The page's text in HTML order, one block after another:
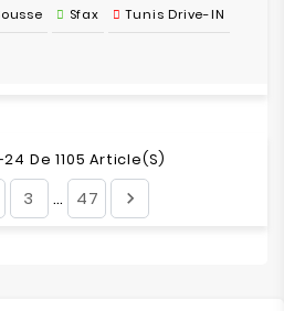
Sfax Tunis Drive-IN
De 1105 Article(s)
3 … 47 